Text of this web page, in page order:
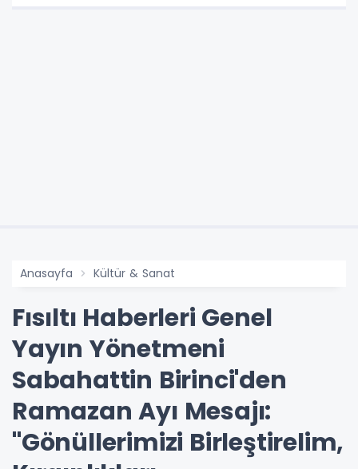
Anasayfa Kültür & Sanat
Fısıltı Haberleri Genel
Yayın Yönetmeni
Sabahattin Birinci'den
Ramazan Ayı Mesajı:
"Gönüllerimizi Birleştirelim,